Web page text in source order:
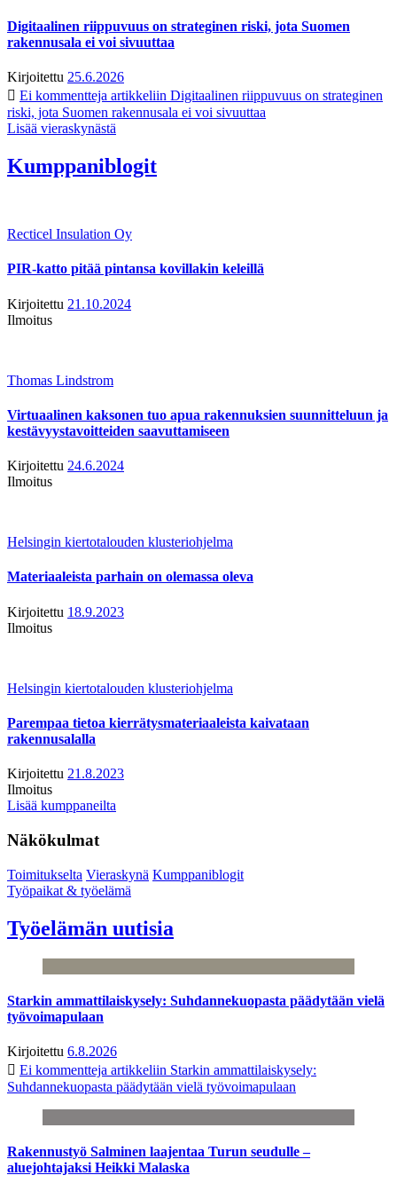
Digitaalinen riippuvuus on strateginen riski, jota Suomen
rakennusala ei voi sivuuttaa
Kirjoitettu 25.6.2026
Ei kommentteja artikkeliin Digitaalinen riippuvuus on strateginen
riski, jota Suomen rakennusala ei voi sivuuttaa
Lisää vieraskynästä
Kumppaniblogit
Recticel Insulation Oy
PIR-katto pitää pintansa kovillakin keleillä
Kirjoitettu 21.10.2024
Ilmoitus
Thomas Lindstrom
Virtuaalinen kaksonen tuo apua rakennuksien suunnitteluun ja
kestävyystavoitteiden saavuttamiseen
Kirjoitettu 24.6.2024
Ilmoitus
Helsingin kiertotalouden klusteriohjelma
Materiaaleista parhain on olemassa oleva
Kirjoitettu 18.9.2023
Ilmoitus
Helsingin kiertotalouden klusteriohjelma
Parempaa tietoa kierrätysmateriaaleista kaivataan
rakennusalalla
Kirjoitettu 21.8.2023
Ilmoitus
Lisää kumppaneilta
Näkökulmat
Toimitukselta Vieraskynä Kumppaniblogit
Työpaikat & työelämä
Työelämän uutisia
Starkin ammattilaiskysely: Suhdannekuopasta päädytään vielä
työvoimapulaan
Kirjoitettu 6.8.2026
Ei kommentteja artikkeliin Starkin ammattilaiskysely:
Suhdannekuopasta päädytään vielä työvoimapulaan
Rakennustyö Salminen laajentaa Turun seudulle –
aluejohtajaksi Heikki Malaska